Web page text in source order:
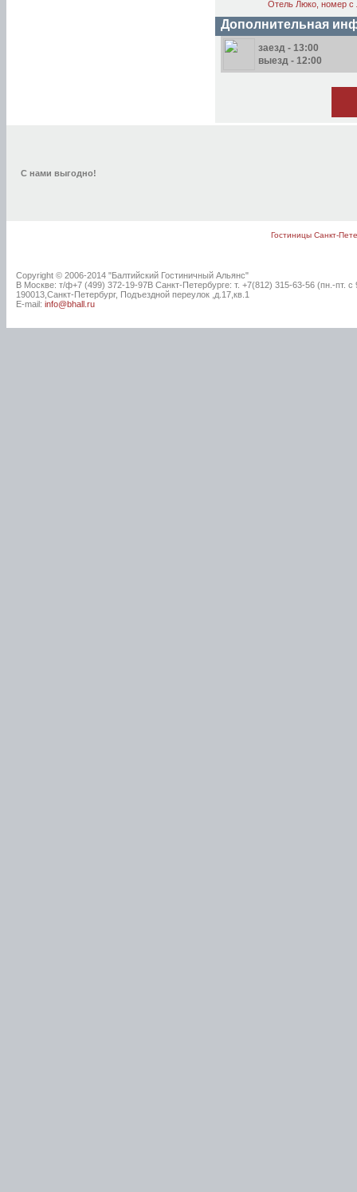
Отель Люко, номер с
Дополнительная
заезд - 13:00
выезд - 12:00
С нами выгодно!
Гостиницы Санкт-
Copyright © 2006-2014 "Балтийский Гостиничный Альянс"
В Москве: т/ф+7 (499) 372-19-97В Санкт-Петербурге: т. +7(812) 315-63-56 (пн.-пт. с
190013,Санкт-Петербург, Подъездной переулок ,д.17,кв.1
E-mail: info@bhall.ru